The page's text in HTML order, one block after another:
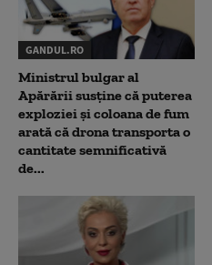
GANDUL.RO
Ministrul bulgar al
Apărării susține că puterea
exploziei și coloana de fum
arată că drona transporta o
cantitate semnificativă
de...